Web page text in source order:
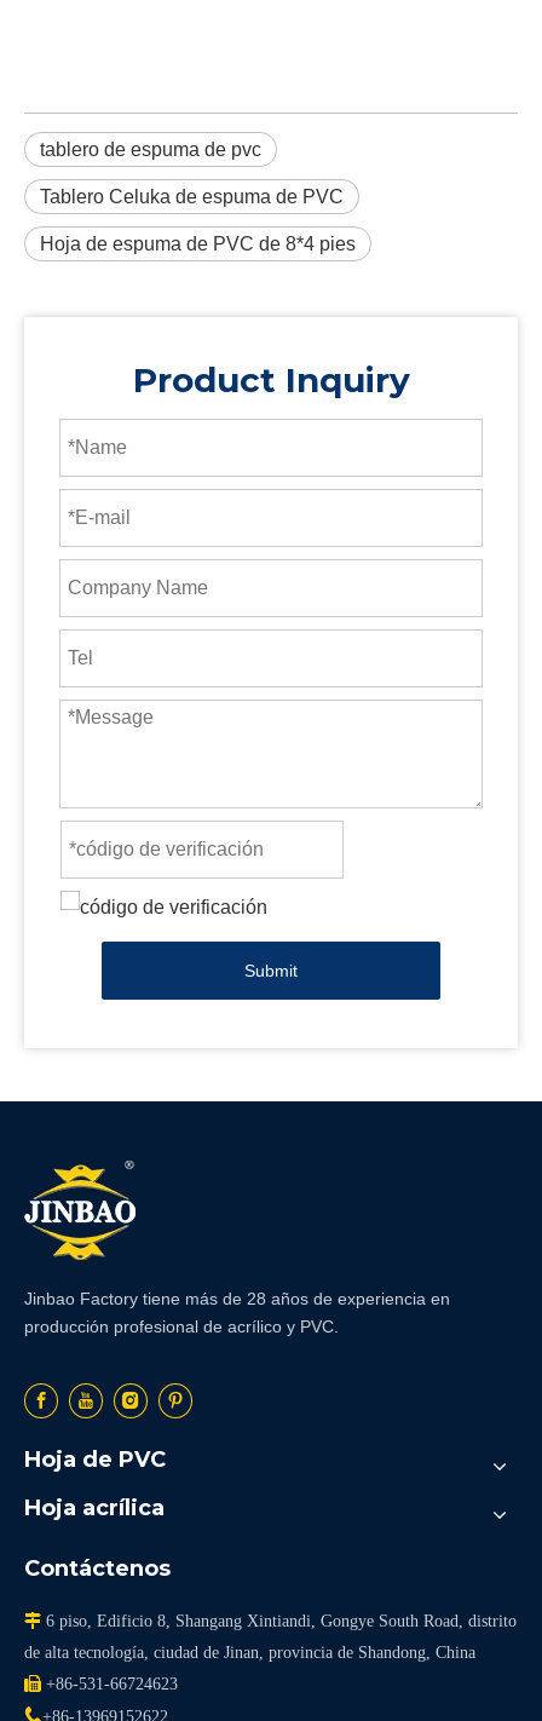
tablero de espuma de pvc
Tablero Celuka de espuma de PVC
Hoja de espuma de PVC de 8*4 pies
Product Inquiry
Submit
Jinbao Factory tiene más de 28 años de experiencia en
producción profesional de acrílico y PVC.
Hoja de PVC
Hoja acrílica
Contáctenos
 6 piso, Edificio 8, Shangang Xintiandi, Gongye South Road, distrito
de alta tecnología, ciudad de Jinan, provincia de Shandong, China
 +86-531-66724623
+86-13969152622